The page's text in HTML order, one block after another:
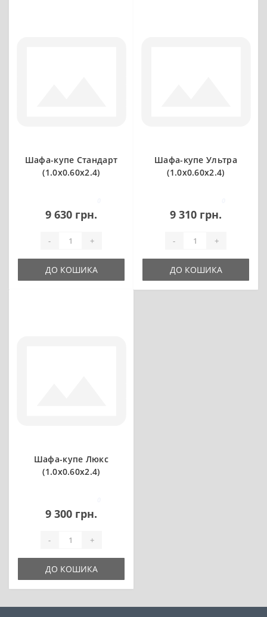
Шафа-купе Стандарт
(1.0х0.60х2.4)
9 630 грн.
- +
ДО КОШИКА
Шафа-купе Ультра
(1.0х0.60х2.4)
9 310 грн.
- +
ДО КОШИКА
Шафа-купе Люкс
(1.0х0.60х2.4)
9 300 грн.
- +
ДО КОШИКА